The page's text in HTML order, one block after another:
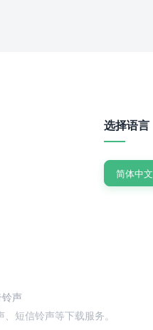
选择语言
简体中文
声
短信铃声等下载服务。